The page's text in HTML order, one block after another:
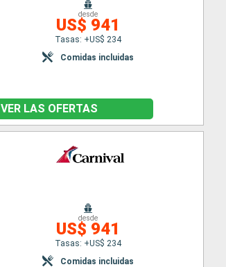
desde
US$ 941
Tasas: +US$ 234
Comidas incluidas
VER LAS OFERTAS
desde
US$ 941
Tasas: +US$ 234
Comidas incluidas